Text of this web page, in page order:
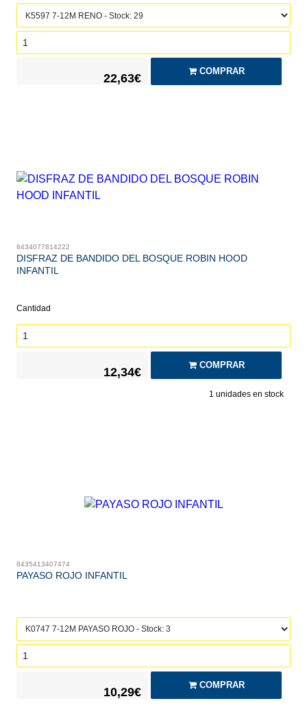
22,63€
COMPRAR
8434077814222
DISFRAZ DE BANDIDO DEL BOSQUE ROBIN HOOD
INFANTIL
Cantidad
12,34€
COMPRAR
1 unidades en stock
8435413407474
PAYASO ROJO INFANTIL
10,29€
COMPRAR